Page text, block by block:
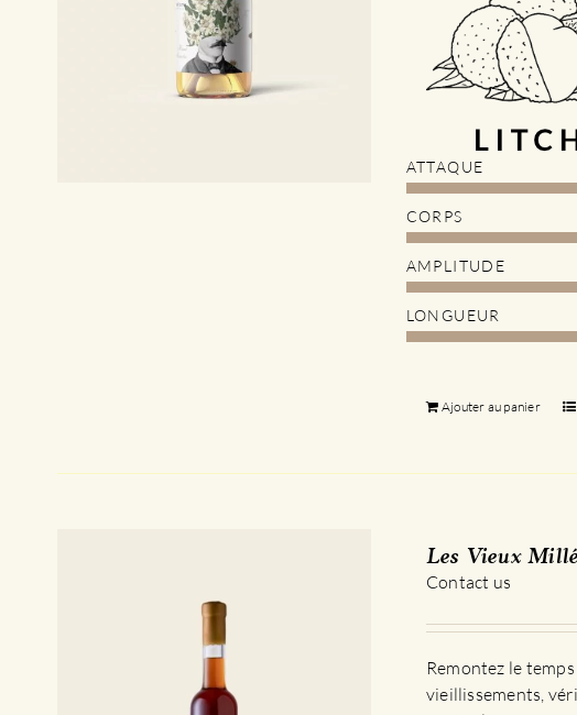
ATTAQUE
CORPS
AMPLITUDE
LONGUEUR
Ajouter au panier
Les Vieux
Contact us
Remontez le
vieillissements,